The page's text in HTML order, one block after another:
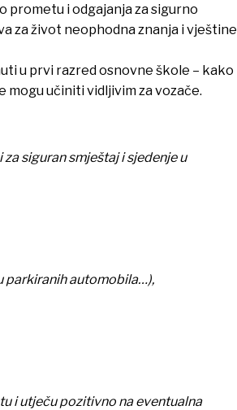
prometu i odgajanja za sigurno
za život neophodna znanja i vještine
u prvi razred osnovne škole – kako
učiniti vidljivim za vozače.
siguran smještaj i sjedenje u
parkiranih automobila…),
i utječu pozitivno na eventualna